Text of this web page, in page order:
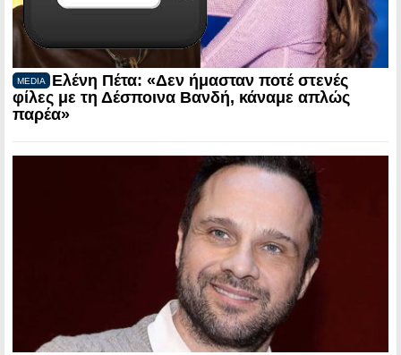
MEDIA
Ελένη Πέτα: «Δεν ήμασταν ποτέ στενές
φίλες με τη Δέσποινα Βανδή, κάναμε απλώς
παρέα»